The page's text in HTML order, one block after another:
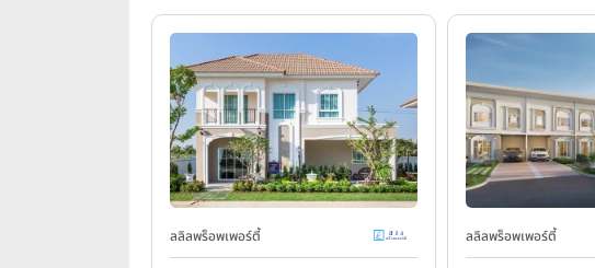
ลลิลพร็อพเพอร์ตี้ ลลิลพร็อพเพอร์ตี้